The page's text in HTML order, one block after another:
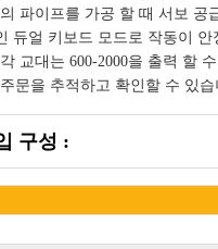
파이프를 가공 할 때 서보 공
듀얼 키보드 모드로 작동이
교대는 600-2000을 출력 할
문을 추적하고 확인할 수 있습
구성 :